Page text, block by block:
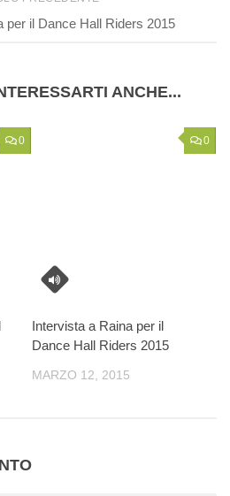
per il Dance Hall Riders 2015
ANCHE...
0 0
Intervista a Raina per il
Dance Hall Riders 2015
MARZO 12, 2015